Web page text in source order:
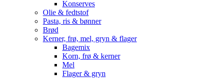
Konserves
Olie & fedtstof
Pasta, ris & bønner
Brød
Kerner, frø, mel, gryn & flager
Bagemix
Korn, frø & kerner
Mel
Flager & gryn